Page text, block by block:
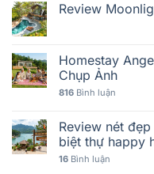
Review
Homestay
Chụp Ảnh
816 Bình luận
Review nét
biệt thự happy
16 Bình luận